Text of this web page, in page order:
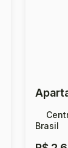
Brasil